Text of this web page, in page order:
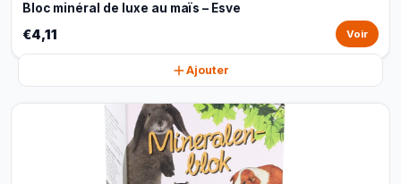
Bloc minéral de luxe au maïs – Esve
€4,11 Voir
Ajouter